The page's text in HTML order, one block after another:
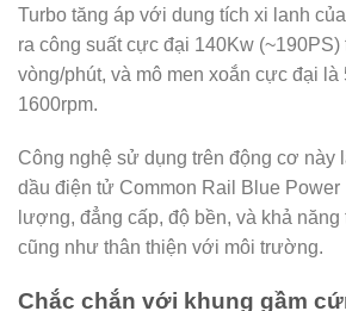
Turbo tăng áp với dung tích xi lanh
ra công suất cực đại 140Kw
vòng/phút, và mô men xoắn cực đại là
1600rpm.
Công nghệ sử dụng trên động cơ này
dầu điện tử Common Rail Blue
lượng, đẳng cấp, độ bền, và khả
cũng như thân thiện với môi trường.
Chắc chắn với khung gầm